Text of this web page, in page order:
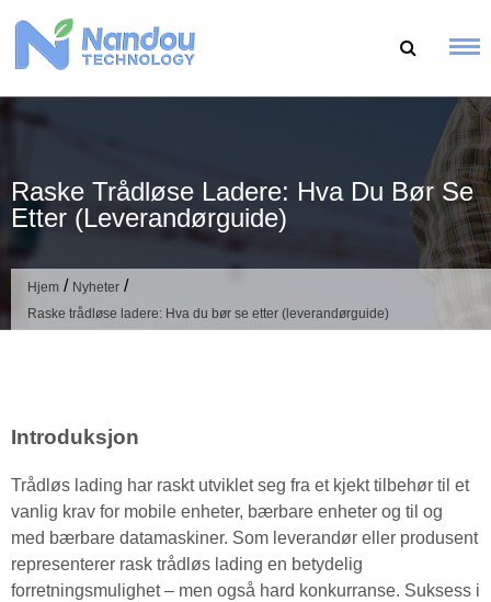
innhold
Raske Trådløse Ladere: Hva Du Bør Se
Etter (leverandørguide)
Hjem / Nyheter /
Raske trådløse ladere: Hva du bør se etter (leverandørguide)
Introduksjon
Trådløs lading har raskt utviklet seg fra et kjekt tilbehør til et
vanlig krav for mobile enheter, bærbare enheter og til og
med bærbare datamaskiner. Som leverandør eller produsent
representerer rask trådløs lading en betydelig
forretningsmulighet – men også hard konkurranse. Suksess i